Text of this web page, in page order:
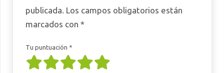
publicada. Los campos obligatorios están
marcados con *
Tu puntuación *